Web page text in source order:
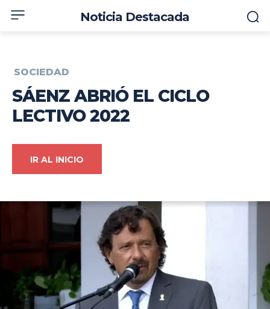
Noticia Destacada
SOCIEDAD
SÁENZ ABRIÓ EL CICLO
LECTIVO 2022
IR AL INICIO